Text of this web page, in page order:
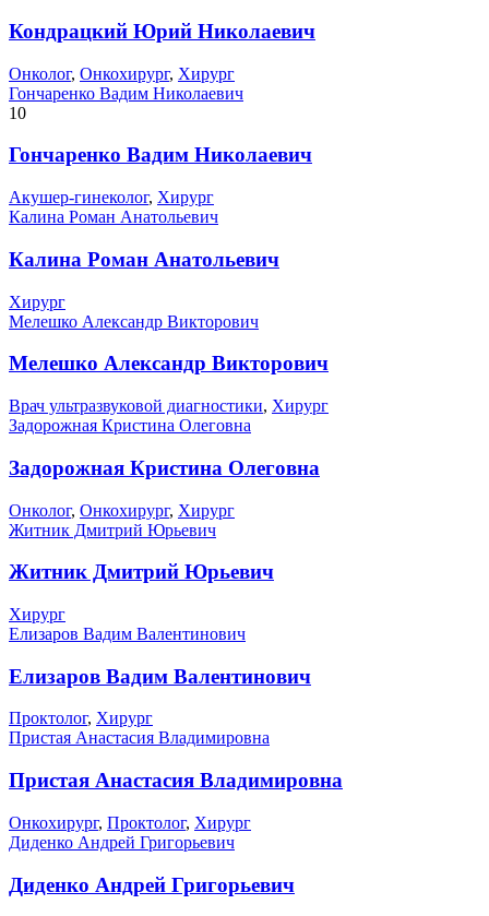
Кондрацкий Юрий Николаевич
Онколог, Онкохирург, Хирург
Гончаренко Вадим Николаевич
10
Гончаренко Вадим Николаевич
Акушер-гинеколог, Хирург
Калина Роман Анатольевич
Калина Роман Анатольевич
Хирург
Мелешко Александр Викторович
Мелешко Александр Викторович
Врач ультразвуковой диагностики, Хирург
Задорожная Кристина Олеговна
Задорожная Кристина Олеговна
Онколог, Онкохирург, Хирург
Житник Дмитрий Юрьевич
Житник Дмитрий Юрьевич
Хирург
Елизаров Вадим Валентинович
Елизаров Вадим Валентинович
Проктолог, Хирург
Пристая Анастасия Владимировна
Пристая Анастасия Владимировна
Онкохирург, Проктолог, Хирург
Диденко Андрей Григорьевич
Диденко Андрей Григорьевич